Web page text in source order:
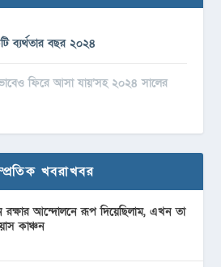
ব্যর্থতার বছর ২০২৪
ফিরে আসা যায়’সহ ২০২৪ সালের
খবরাখবর
আন্দোলনে রূপ দিয়েছিলাম, এখন তা
কাঞ্চন